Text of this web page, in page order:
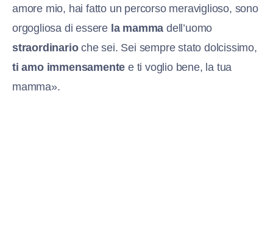
amore mio, hai fatto un percorso meraviglioso, sono
orgogliosa di essere la mamma dell’uomo
straordinarioche sei. Sei sempre stato dolcissimo,
ti amo immensamente e ti voglio bene, la tua
mamma».